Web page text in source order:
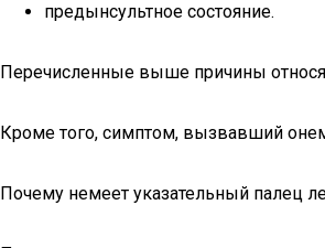
предынсультное состояние.
Перечисленные выше причины
Кроме того, симптом, вызвавший
Почему немеет указательный палец